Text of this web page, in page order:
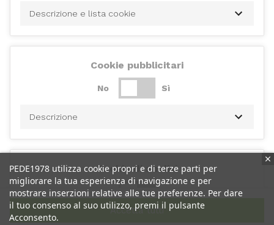
PEDE1978 utilizza cookie propri e di terze parti per
migliorare la tua esperienza di navigazione e per
mostrare inserzioni relative alle tue preferenze. Per dare
il tuo consenso al suo utilizzo, premi il pulsante
Acconsento.
Descrizione e lista cookie
Cookie pubblicitari
No Sì
Descrizione
Cookie di analisi
No Sì
Descrizione
Accetta tutti